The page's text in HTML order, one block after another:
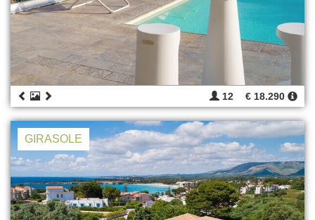
12 € 18.290
GIRASOLE